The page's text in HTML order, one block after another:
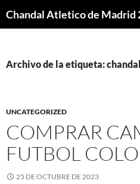
Archivo de la etiqueta:
UNCATEGORIZED
COMPRAR
FUTBOL
25 DE OCTUBRE DE 2023